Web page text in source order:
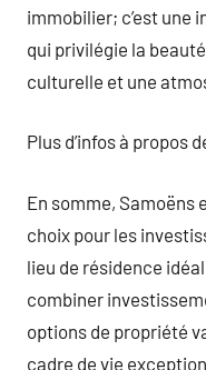
immobilier; c’est une
qui privilégie la
culturelle et une
Plus d’infos à propos
En somme, Samoëns
choix pour les
lieu de résidence
combiner
options de propriété
cadre de vie